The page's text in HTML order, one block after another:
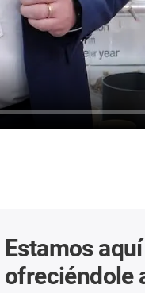
Estamos
ofreciéndole